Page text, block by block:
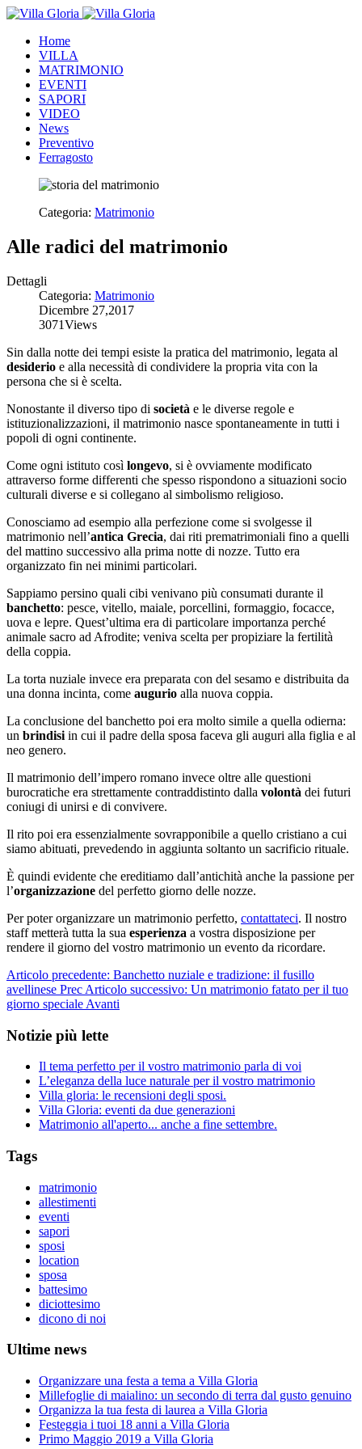
Home
VILLA
MATRIMONIO
EVENTI
SAPORI
VIDEO
News
Preventivo
Ferragosto
Categoria: Matrimonio
Alle radici del matrimonio
Dettagli
Categoria: Matrimonio
Dicembre 27,2017
3071Views
Sin dalla notte dei tempi esiste la pratica del matrimonio, legata al
desiderio e alla necessità di condividere la propria vita con la
persona che si è scelta.
Nonostante il diverso tipo di società e le diverse regole e
istituzionalizzazioni, il matrimonio nasce spontaneamente in tutti i
popoli di ogni continente.
Come ogni istituto così longevo, si è ovviamente modificato
attraverso forme differenti che spesso rispondono a situazioni socio
culturali diverse e si collegano al simbolismo religioso.
Conosciamo ad esempio alla perfezione come si svolgesse il
matrimonio nell’antica Grecia, dai riti prematrimoniali fino a quelli
del mattino successivo alla prima notte di nozze. Tutto era
organizzato fin nei minimi particolari.
Sappiamo persino quali cibi venivano più consumati durante il
banchetto: pesce, vitello, maiale, porcellini, formaggio, focacce,
uova e lepre. Quest’ultima era di particolare importanza perché
animale sacro ad Afrodite; veniva scelta per propiziare la fertilità
della coppia.
La torta nuziale invece era preparata con del sesamo e distribuita da
una donna incinta, come augurio alla nuova coppia.
La conclusione del banchetto poi era molto simile a quella odierna:
un brindisi in cui il padre della sposa faceva gli auguri alla figlia e al
neo genero.
Il matrimonio dell’impero romano invece oltre alle questioni
burocratiche era strettamente contraddistinto dalla volontà dei futuri
coniugi di unirsi e di convivere.
Il rito poi era essenzialmente sovrapponibile a quello cristiano a cui
siamo abituati, prevedendo in aggiunta soltanto un sacrificio rituale.
È quindi evidente che ereditiamo dall’antichità anche la passione per
l’organizzazione del perfetto giorno delle nozze.
Per poter organizzare un matrimonio perfetto, contattateci. Il nostro
staff metterà tutta la sua esperienza a vostra disposizione per
rendere il giorno del vostro matrimonio un evento da ricordare.
Articolo precedente: Banchetto nuziale e tradizione: il fusillo
avellinese Prec Articolo successivo: Un matrimonio fatato per il tuo
giorno speciale Avanti
Notizie più lette
Il tema perfetto per il vostro matrimonio parla di voi
L’eleganza della luce naturale per il vostro matrimonio
Villa gloria: le recensioni degli sposi.
Villa Gloria: eventi da due generazioni
Matrimonio all'aperto... anche a fine settembre.
Tags
matrimonio
allestimenti
eventi
sapori
sposi
location
sposa
battesimo
diciottesimo
dicono di noi
Ultime news
Organizzare una festa a tema a Villa Gloria
Millefoglie di maialino: un secondo di terra dal gusto genuino
Organizza la tua festa di laurea a Villa Gloria
Festeggia i tuoi 18 anni a Villa Gloria
Primo Maggio 2019 a Villa Gloria